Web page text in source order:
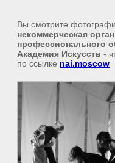
Вы смотрите
некоммерческая
профессионального
Академия Искусств -
по ссылке nai.moscow